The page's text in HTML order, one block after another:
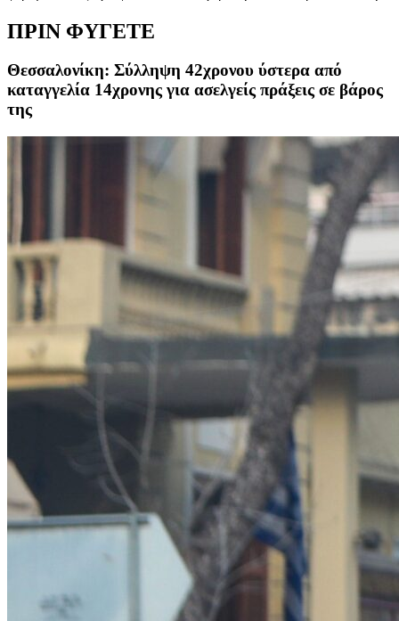
ΠΡΙΝ ΦΥΓΕΤΕ
Θεσσαλονίκη: Σύλληψη 42χρονου ύστερα από
καταγγελία 14χρονης για ασελγείς πράξεις σε βάρος
της